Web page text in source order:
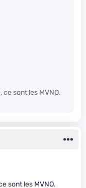
sont les MVNO.
sont les MVNO.